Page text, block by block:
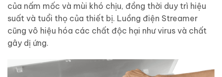
của nấm mốc và mùi khó chịu, đồng thời duy trì hiệu
suất và tuổi thọ của thiết bị. Luồng điện Streamer
cũng vô hiệu hóa các chất độc hại như virus và chất
gây dị ứng.